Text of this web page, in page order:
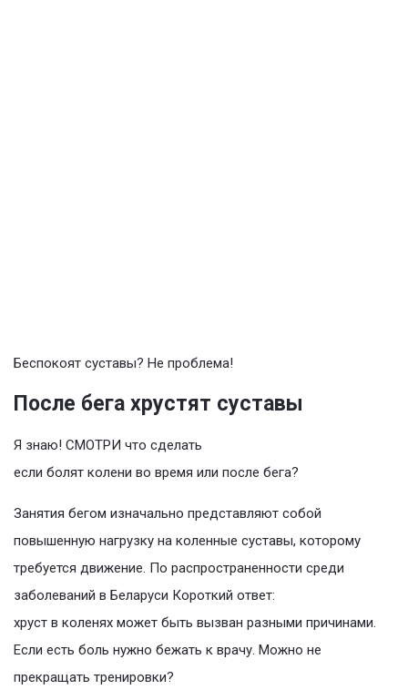
Беспокоят суставы? Не проблема!
После бега хрустят суставы
Я знаю! СМОТРИ что сделать
если болят колени во время или после бега?
Занятия бегом изначально представляют собой
повышенную нагрузку на коленные суставы, которому
требуется движение. По распространенности среди
заболеваний в Беларуси Короткий ответ:
хруст в коленях может быть вызван разными причинами.
Если есть боль нужно бежать к врачу. Можно не
прекращать тренировки?